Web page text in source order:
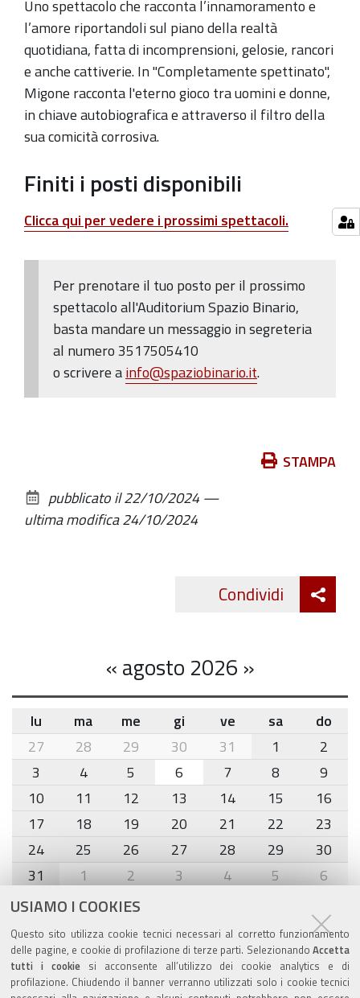
USIAMO I COOKIES
Questo sito utilizza cookie tecnici necessari al corretto funzionamento
delle pagine, e cookie di profilazione di terze parti. Selezionando Accetta
tutti i cookiesi acconsente all’utilizzo dei cookie analytics e di
profilazione. Chiudendo il banner verranno utilizzati solo i cookie tecnici
25T21:00:00+02:00
2024-
10-
25T22:00:00+02:00
Per
la
Un
Ridere
Uno spettacolo che racconta l’innamoramento e
l’amore riportandoli sul piano della realtà
quotidiana, fatta di incomprensioni, gelosie, rancori
e anche cattiverie. In "Completamente spettinato",
Migone racconta l'eterno gioco tra uomini e donne,
in chiave autobiografica e attraverso il filtro della
sua comicità corrosiva.
Finiti i posti disponibili
Clicca qui per vedere i prossimi spettacoli.
Per prenotare il tuo posto per il prossimo
spettacolo all'Auditorium Spazio Binario,
basta mandare un messaggio in segreteria
al numero 3517505410
o scrivere ainfo@spaziobinario.it.
documento
STAMPA
pubblicato il22/10/2024—
ultima modifica24/10/2024
Condividi
«agosto 2026 »
month-
8
lu ma me gi ve sa
do
27
28 29 30 31 1
2
3
4 5 6 7 8
9
10
11 12 13 14 15
16
17
18 19 20 21 22
23
24
25 26 27 28 29
30
31
1 2 3 4 5 6
Agenda eventi
torna alla sezione